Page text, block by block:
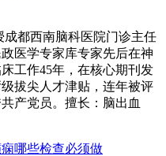
都西南脑科医院门诊主任
医学专家库专家先后在神
工作45年，在核心期刊发
拔尖人才津贴，连年被评
产党员。擅长：脑出血
哪些检查必须做